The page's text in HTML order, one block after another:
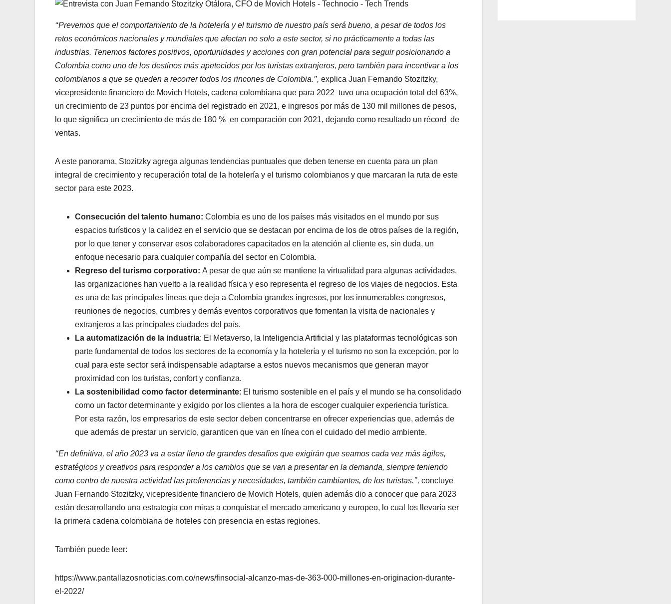
‘‘Prevemos que el comportamiento de la hotelería y el turismo de nuestro país será bueno, a pesar de todos los
retos económicos nacionales y mundiales que afectan no solo a este sector, si no prácticamente a todas las
industrias. Tenemos factores positivos, oportunidades y acciones con gran potencial para seguir posicionando a
Colombia como uno de los destinos más apetecidos por los turistas extranjeros, pero también para incentivar a los
colombianos a que se queden a recorrer todos los rincones de Colombia.’’, explica Juan Fernando Stozitzky,
vicepresidente financiero de Movich Hotels, cadena colombiana que para 2022 tuvo una ocupación total del 63%,
un crecimiento de 23 puntos por encima del registrado en 2021, e ingresos por más de 130 mil millones de pesos,
lo que significa un crecimiento de más de 180 % en comparación con 2021, dejando como resultado un récord de
ventas.
A este panorama, Stozitzky agrega algunas tendencias puntuales que deben tenerse en cuenta para un plan
integral de crecimiento y recuperación total de la hotelería y el turismo colombianos y que marcaran la ruta de este
sector para este 2023.
Consecución del talento humano: Colombia es uno de los países más visitados en el mundo por sus
espacios turísticos y la calidez en el servicio que se destacan por encima de los de otros países de la región,
por lo que tener y conservar esos colaboradores capacitados en la atención al cliente es, sin duda, un
enfoque necesario para cualquier compañía del sector en Colombia.
Regreso del turismo corporativo: A pesar de que aún se mantiene la virtualidad para algunas actividades,
las organizaciones han vuelto a la realidad física y eso representa el regreso de los viajes de negocios. Esta
es una de las principales líneas que deja a Colombia grandes ingresos, por los innumerables congresos,
reuniones de negocios, cumbres y demás eventos corporativos que fomentan la visita de nacionales y
extranjeros a las principales ciudades del país.
La automatización de la industria: El Metaverso, la Inteligencia Artificial y las plataformas tecnológicas son
parte fundamental de todos los sectores de la economía y la hotelería y el turismo no son la excepción, por lo
cual para este sector será indispensable adaptarse a estos nuevos mecanismos que generan mayor
proximidad con los turistas, confort y confianza.
La sostenibilidad como factor determinante: El turismo sostenible en el país y el mundo se ha consolidado
como un factor determinante y exigido por los clientes a la hora de escoger cualquier experiencia turística.
Por esta razón, los empresarios de este sector deben concentrarse en ofrecer experiencias que, además de
que además de prestar un servicio, garanticen que van en línea con el cuidado del medio ambiente.
‘‘En definitiva, el año 2023 va a estar lleno de grandes desafíos que exigirán que seamos cada vez más ágiles,
estratégicos y creativos para responder a los cambios que se van a presentar en la demanda, siempre teniendo
como centro de nuestra actividad las preferencias y necesidades, también cambiantes, de los turistas.’’, concluye
Juan Fernando Stozitzky, vicepresidente financiero de Movich Hotels, quien además dio a conocer que para 2023
están desarrollando una estrategia con miras a conquistar el mercado americano y europeo, lo cual los llevaría ser
la primera cadena colombiana de hoteles con presencia en estas regiones.
También puede leer:
https://www.pantallazosnoticias.com.co/news/finsocial-alcanzo-mas-de-363-000-millones-en-originacion-durante-
el-2022/